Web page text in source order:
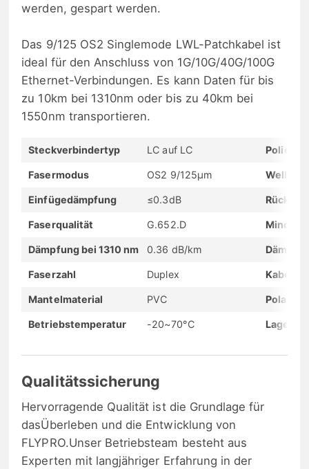
werden, gespart werden.
Das 9/125 OS2 Singlemode LWL-Patchkabel ist
ideal für den Anschluss von 1G/10G/40G/100G
Ethernet-Verbindungen. Es kann Daten für bis
zu 10km bei 1310nm oder bis zu 40km bei
1550nm transportieren.
Steckverbindertyp LC auf LC
Fasermodus OS2 9/125μm
Einfügedämpfung ≤0.3dB
Faserqualität G.652.D
Dämpfung bei 1310 nm 0.36 dB/km
Faserzahl Duplex
Mantelmaterial PVC Polarität
Betriebstemperatur -20~70°C
Qualitätssicherung
Hervorragende Qualität ist die Grundlage für
dasÜberleben und die Entwicklung von
FLYPRO.Unser Betriebsteam besteht aus
Experten mit langjähriger Erfahrung in der